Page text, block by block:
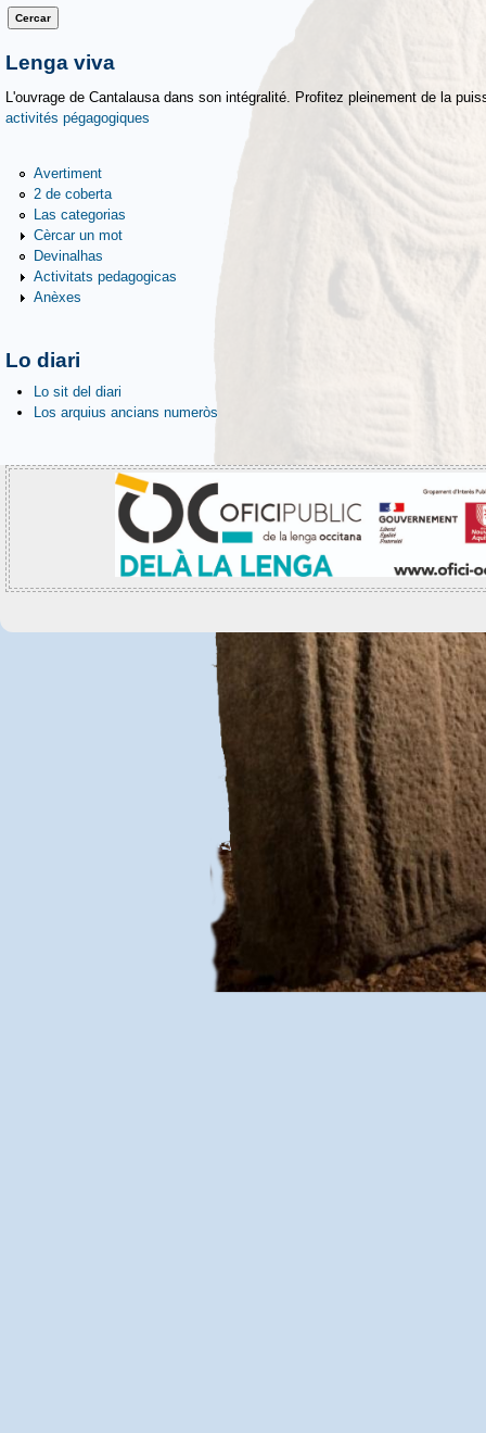
Lenga viva
L'ouvrage de Cantalausa dans son intégralité. Profitez pleinement de la
activités pégagogiques
Avertiment
2 de coberta
Las categorias
Cèrcar un mot
Devinalhas
Activitats pedagogicas
Anèxes
Lo diari
Lo sit del diari
Los arquius ancians numeròs